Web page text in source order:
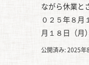
ながら休業と
０２５年８月
月１８日（月
公開済み: 2025年